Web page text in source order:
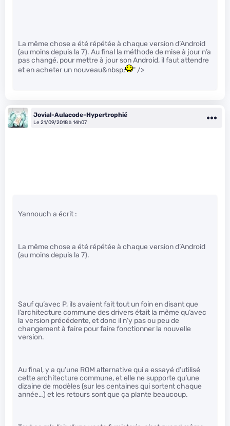
La même chose a été répétée à chaque version d’Android
(au moins depuis la 7). Au final la méthode de mise à jour n’a
pas changé, pour mettre à jour son Android, il faut attendre
et en acheter un nouveau&nbsp;
" />
Jovial-Aulacode-Hypertrophié
Le 21/09/2018 à 14h07
Yannouch a écrit :
La même chose a été répétée à chaque version d’Android
(au moins depuis la 7).
Sauf qu’avec P, ils avaient fait tout un foin en disant que
l’architecture commune des drivers était la même qu’avec
la version précédente, et donc il n’y pas ou peu de
changement à faire pour faire fonctionner la nouvelle
version.
Au final, y a qu’une ROM alternative qui a essayé d’utilisé
cette architecture commune, et elle ne supporte qu’une
dizaine de modèles (sur les centaines qui sortent chaque
année…) et les retours sont que ça plante beaucoup.